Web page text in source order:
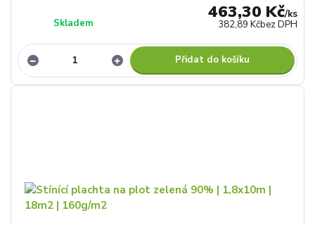
463,30 Kč/ks
382,89 Kčbez DPH
Skladem
Přidat do košíku